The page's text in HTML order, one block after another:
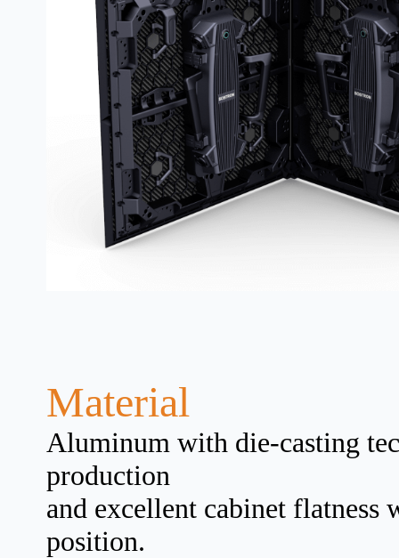
Material
Aluminum with die-casting
production
and excellent cabinet flatness
position.